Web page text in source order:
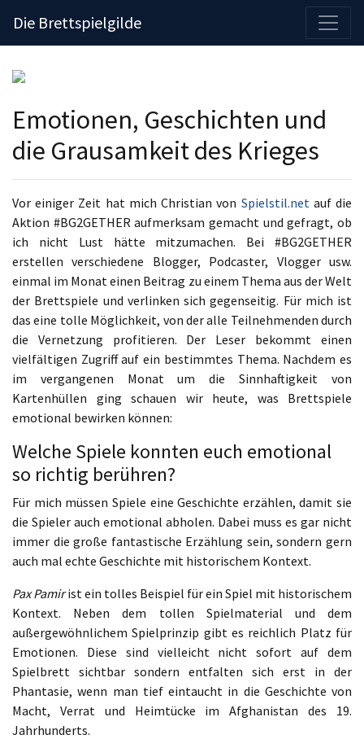
Die Brettspielgilde
Emotionen, Geschichten und
die Grausamkeit des Krieges
Vor einiger Zeit hat mich Christian von Spielstil.netauf die
Aktion #BG2GETHER aufmerksam gemacht und gefragt, ob
ich nicht Lust hätte mitzumachen. Bei #BG2GETHER
erstellen verschiedene Blogger, Podcaster, Vlogger usw.
einmal im Monat einen Beitrag zu einem Thema aus der Welt
der Brettspiele und verlinken sich gegenseitig. Für mich ist
das eine tolle Möglichkeit, von der alle Teilnehmenden durch
die Vernetzung profitieren. Der Leser bekommt einen
vielfältigen Zugriff auf ein bestimmtes Thema. Nachdem es
im vergangenen Monat um die Sinnhaftigkeit von
Kartenhüllen ging schauen wir heute, was Brettspiele
emotional bewirken können:
Welche Spiele konnten euch emotional
so richtig berühren?
Für mich müssen Spiele eine Geschichte erzählen, damit sie
die Spieler auch emotional abholen. Dabei muss es gar nicht
immer die große fantastische Erzählung sein, sondern gern
auch mal echte Geschichte mit historischem Kontext.
Pax Pamirist ein tolles Beispiel für ein Spiel mit historischem
Kontext. Neben dem tollen Spielmaterial und dem
außergewöhnlichem Spielprinzip gibt es reichlich Platz für
Emotionen. Diese sind vielleicht nicht sofort auf dem
Spielbrett sichtbar sondern entfalten sich erst in der
Phantasie, wenn man tief eintaucht in die Geschichte von
Macht, Verrat und Heimtücke im Afghanistan des 19.
Jahrhunderts.